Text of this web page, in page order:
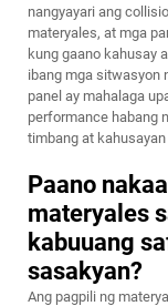
nangyayari ang
materyales, at mga
kung gaano kahusay
ibang mga sitwasyon
panel ay mahalaga
performance habang
timbang at
Paano
materyales
kabuuang
sasakyan?
Ang pagpili ng